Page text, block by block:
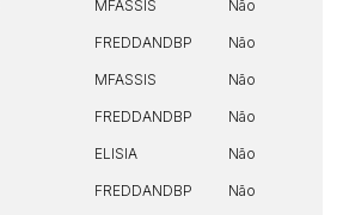
MFASSIS Não
FREDDANDBP Não
MFASSIS Não
FREDDANDBP Não
ELISIA Não
FREDDANDBP Não